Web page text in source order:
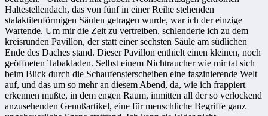
Haltestellendach, das von fünf in einer Reihe stehenden
stalaktitenförmigen Säulen getragen wurde, war ich der einzige
Wartende. Um mir die Zeit zu vertreiben, schlenderte ich zu dem
kreisrunden Pavillon, der statt einer sechsten Säule am südlichen
Ende des Daches stand. Dieser Pavillon enthielt einen kleinen, noch
geöffneten Tabakladen. Selbst einem Nichtraucher wie mir tat sich
beim Blick durch die Schaufensterscheiben eine faszinierende Welt
auf, und das um so mehr an diesem Abend, da, wie ich frappiert
erkennen mußte, in dem engen Raum, inmitten all der so verlockend
anzusehenden Genußartikel, eine für menschliche Begriffe ganz